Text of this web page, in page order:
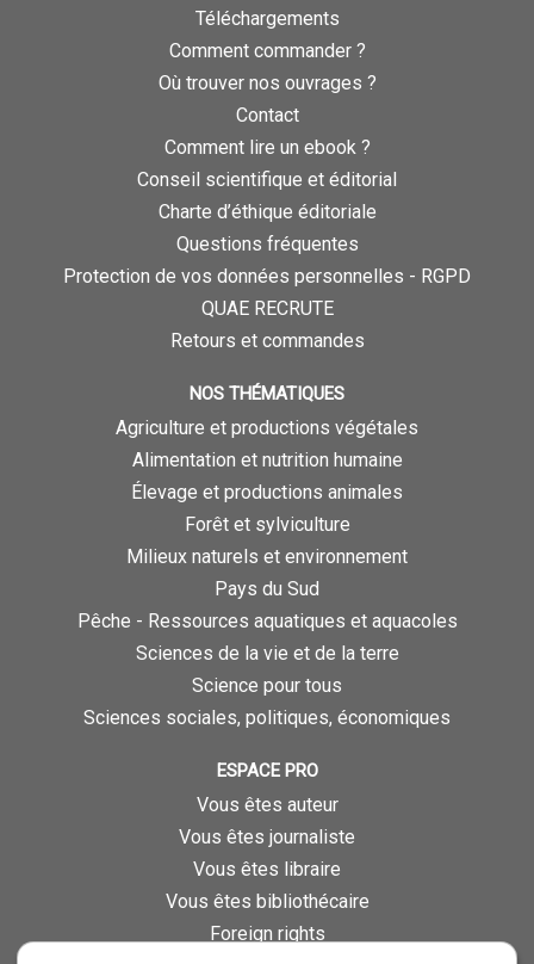
Téléchargements
Comment commander ?
Où trouver nos ouvrages ?
Contact
Comment lire un ebook ?
Conseil scientifique et éditorial
Charte d’éthique éditoriale
Questions fréquentes
Protection de vos données personnelles - RGPD
QUAE RECRUTE
Retours et commandes
NOS THÉMATIQUES
Agriculture et productions végétales
Alimentation et nutrition humaine
Élevage et productions animales
Forêt et sylviculture
Milieux naturels et environnement
Pays du Sud
Pêche - Ressources aquatiques et aquacoles
Sciences de la vie et de la terre
Science pour tous
Sciences sociales, politiques, économiques
ESPACE PRO
Vous êtes auteur
Vous êtes journaliste
Vous êtes libraire
Vous êtes bibliothécaire
Foreign rights